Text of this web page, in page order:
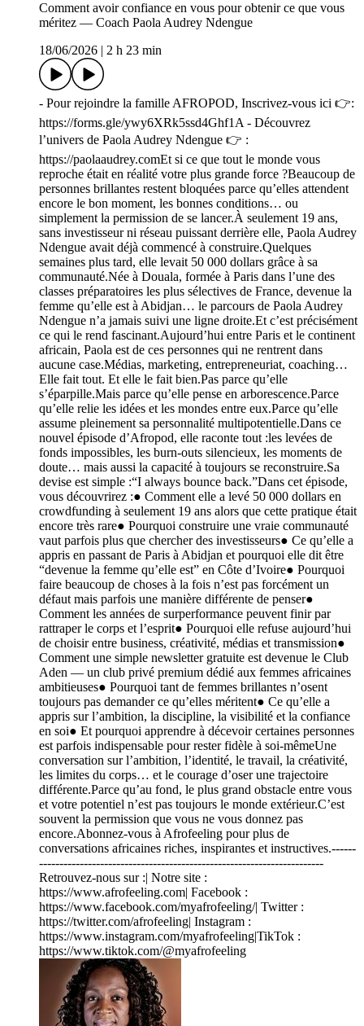
Comment avoir confiance en vous pour obtenir ce que vous
méritez — Coach Paola Audrey Ndengue
18/06/2026
2 h 23 min
- Pour rejoindre la famille AFROPOD, Inscrivez-vous ici 👉:
https://forms.gle/ywy6XRk5ssd4Ghf1A - Découvrez
l’univers de Paola Audrey Ndengue 👉 :
https://paolaaudrey.comEt si ce que tout le monde vous
reproche était en réalité votre plus grande force ?Beaucoup de
personnes brillantes restent bloquées parce qu’elles attendent
encore le bon moment, les bonnes conditions… ou
simplement la permission de se lancer.À seulement 19 ans,
sans investisseur ni réseau puissant derrière elle, Paola Audrey
Ndengue avait déjà commencé à construire.Quelques
semaines plus tard, elle levait 50 000 dollars grâce à sa
communauté.Née à Douala, formée à Paris dans l’une des
classes préparatoires les plus sélectives de France, devenue la
femme qu’elle est à Abidjan… le parcours de Paola Audrey
Ndengue n’a jamais suivi une ligne droite.Et c’est précisément
ce qui le rend fascinant.Aujourd’hui entre Paris et le continent
africain, Paola est de ces personnes qui ne rentrent dans
aucune case.Médias, marketing, entrepreneuriat, coaching…
Elle fait tout. Et elle le fait bien.Pas parce qu’elle
s’éparpille.Mais parce qu’elle pense en arborescence.Parce
qu’elle relie les idées et les mondes entre eux.Parce qu’elle
assume pleinement sa personnalité multipotentielle.Dans ce
nouvel épisode d’Afropod, elle raconte tout :les levées de
fonds impossibles, les burn-outs silencieux, les moments de
doute… mais aussi la capacité à toujours se reconstruire.Sa
devise est simple :“I always bounce back.”Dans cet épisode,
vous découvrirez :● Comment elle a levé 50 000 dollars en
crowdfunding à seulement 19 ans alors que cette pratique était
encore très rare● Pourquoi construire une vraie communauté
vaut parfois plus que chercher des investisseurs● Ce qu’elle a
appris en passant de Paris à Abidjan et pourquoi elle dit être
“devenue la femme qu’elle est” en Côte d’Ivoire● Pourquoi
faire beaucoup de choses à la fois n’est pas forcément un
défaut mais parfois une manière différente de penser●
Comment les années de surperformance peuvent finir par
rattraper le corps et l’esprit● Pourquoi elle refuse aujourd’hui
de choisir entre business, créativité, médias et transmission●
Comment une simple newsletter gratuite est devenue le Club
Aden — un club privé premium dédié aux femmes africaines
ambitieuses● Pourquoi tant de femmes brillantes n’osent
toujours pas demander ce qu’elles méritent● Ce qu’elle a
appris sur l’ambition, la discipline, la visibilité et la confiance
en soi● Et pourquoi apprendre à décevoir certaines personnes
est parfois indispensable pour rester fidèle à soi-mêmeUne
conversation sur l’ambition, l’identité, le travail, la créativité,
les limites du corps… et le courage d’oser une trajectoire
différente.Parce qu’au fond, le plus grand obstacle entre vous
et votre potentiel n’est pas toujours le monde extérieur.C’est
souvent la permission que vous ne vous donnez pas
encore.Abonnez-vous à Afrofeeling pour plus de
conversations africaines riches, inspirantes et instructives.------
----------------------------------------------------------------------
Retrouvez-nous sur :| Notre site :
https://www.afrofeeling.com| Facebook :
https://www.facebook.com/myafrofeeling/| Twitter :
https://twitter.com/afrofeeling| Instagram :
https://www.instagram.com/myafrofeeling|TikTok :
https://www.tiktok.com/@myafrofeeling